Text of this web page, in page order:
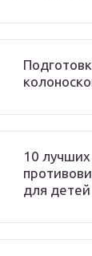
10 лучших
для детей